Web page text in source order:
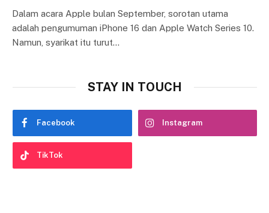
Dalam acara Apple bulan September, sorotan utama
adalah pengumuman iPhone 16 dan Apple Watch Series 10.
Namun, syarikat itu turut…
STAY IN TOUCH
Facebook Instagram
TikTok